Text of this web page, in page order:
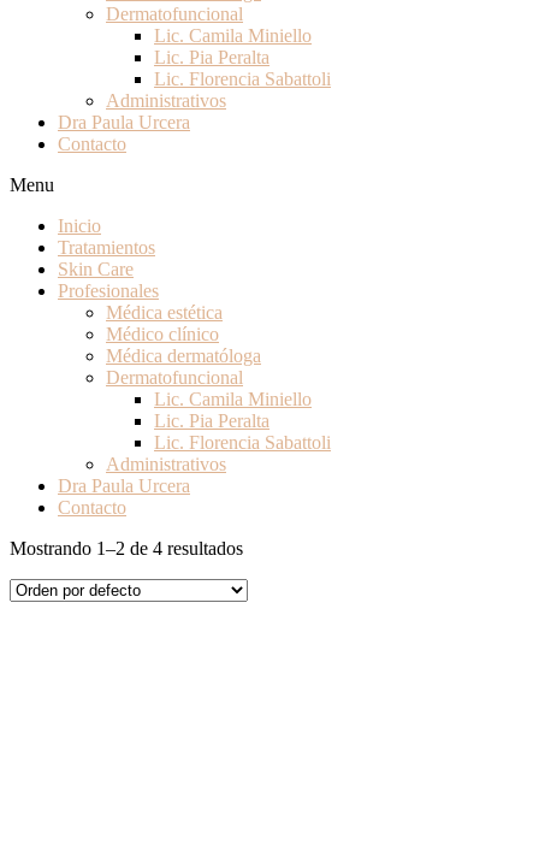
Dermatofuncional
Lic. Camila Miniello
Lic. Pia Peralta
Lic. Florencia Sabattoli
Administrativos
Dra Paula Urcera
Contacto
Menu
Inicio
Tratamientos
Skin Care
Profesionales
Médica estética
Médico clínico
Médica dermatóloga
Dermatofuncional
Lic. Camila Miniello
Lic. Pia Peralta
Lic. Florencia Sabattoli
Administrativos
Dra Paula Urcera
Contacto
Mostrando 1–2 de 4 resultados